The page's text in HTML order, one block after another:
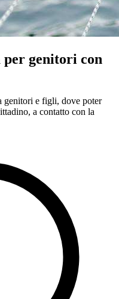
per genitori con
genitori e figli, dove poter
a contatto con la